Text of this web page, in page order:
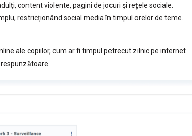
content violente, pagini de jocuri și rețele sociale.
restricționând social media în timpul orelor de teme.
ale copiilor, cum ar fi timpul petrecut zilnic pe internet